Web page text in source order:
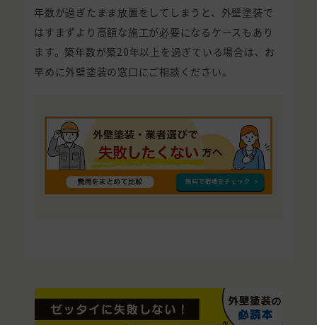
年数が過ぎたまま放置をしてしまうと、外壁塗装で
はすまずより高額な施工が必要になるケースもあり
ます。築年数が築20年以上を過ぎている場合は、お
早めに外壁塗装の窓口にご相談ください。